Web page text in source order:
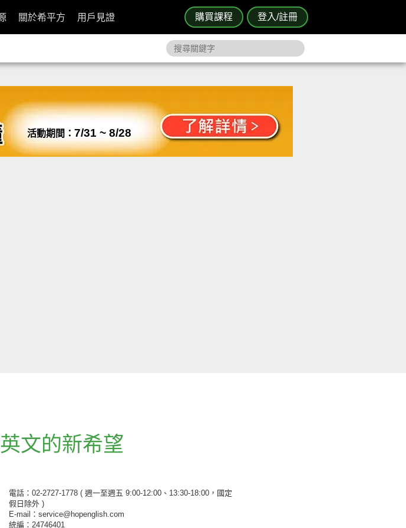
購買課程 登入/註冊
關於希平方 用戶見證
活動期間： 7/31 ~ 8/28
文的新希望
電話：02-2727-1778 ( 週一至週五 9:00-12:00、13:30-18:00，國定
假日除外 )
E-mail：service@hopenglish.com
統編：24746401